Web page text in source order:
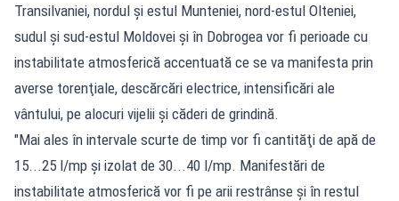
Transilvaniei, nordul şi estul Munteniei, nord-estul Olteniei,
sudul şi sud-estul Moldovei şi în Dobrogea vor fi perioade cu
instabilitate atmosferică accentuată ce se va manifesta prin
averse torenţiale, descărcări electrice, intensificări ale
vântului, pe alocuri vijelii şi căderi de grindină.
"Mai ales în intervale scurte de timp vor fi cantităţi de apă de
15...25 l/mp şi izolat de 30...40 l/mp. Manifestări de
instabilitate atmosferică vor fi pe arii restrânse şi în restul